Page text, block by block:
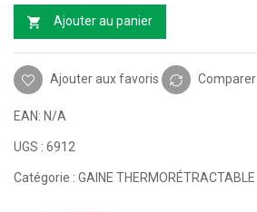
Ajouter au panier
Ajouter aux favoris Comparer
EAN: N/A
UGS : 6912
Catégorie : GAINE THERMORÉTRACTABLE